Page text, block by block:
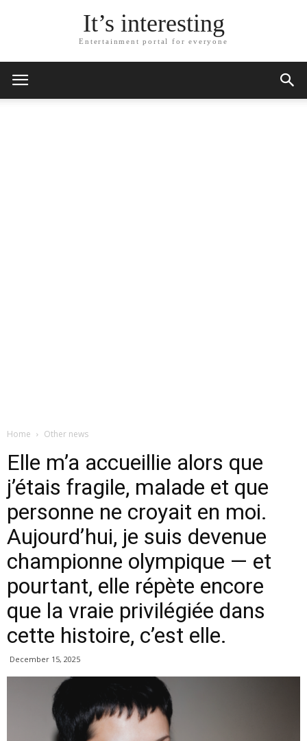
It’s interesting
Entertainment portal for everyone
Home Other news
Elle m’a accueillie alors que
j’étais fragile, malade et que
personne ne croyait en moi.
Aujourd’hui, je suis devenue
championne olympique — et
pourtant, elle répète encore
que la vraie privilégiée dans
cette histoire, c’est elle.
December 15, 2025